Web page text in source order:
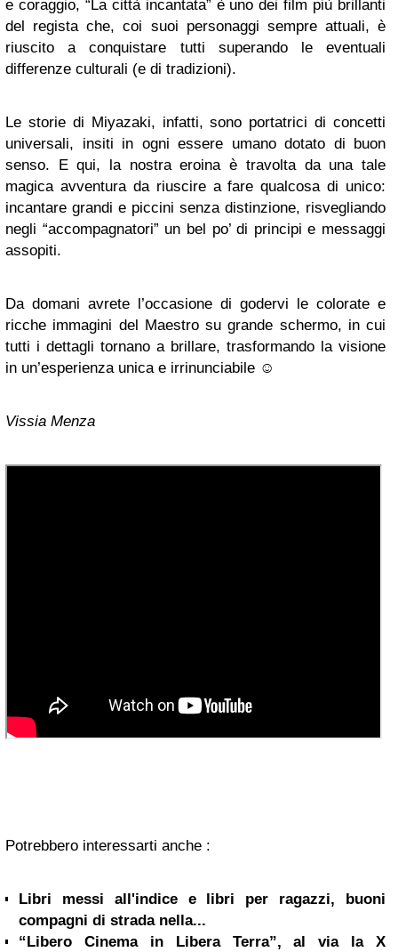
e coraggio, “La città incantata” è uno dei film più brillanti
del regista che, coi suoi personaggi sempre attuali, è
riuscito a conquistare tutti superando le eventuali
differenze culturali (e di tradizioni).
Le storie di Miyazaki, infatti, sono portatrici di concetti
universali, insiti in ogni essere umano dotato di buon
senso. E qui, la nostra eroina è travolta da una tale
magica avventura da riuscire a fare qualcosa di unico:
incantare grandi e piccini senza distinzione, risvegliando
negli “accompagnatori” un bel po’ di principi e messaggi
assopiti.
Da domani avrete l’occasione di godervi le colorate e
ricche immagini del Maestro su grande schermo, in cui
tutti i dettagli tornano a brillare, trasformando la visione
in un’esperienza unica e irrinunciabile ☺
Vissia Menza
Potrebbero interessarti anche :
Libri messi all'indice e libri per ragazzi, buoni
compagni di strada nella...
“Libero Cinema in Libera Terra”, al via la X